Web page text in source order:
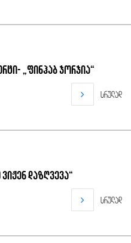
„ფინჰაბ ჯორჯია“
სრულად
დაზღვევა“
სრულად